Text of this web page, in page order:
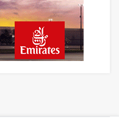
çarpıştı,
drone bulundu